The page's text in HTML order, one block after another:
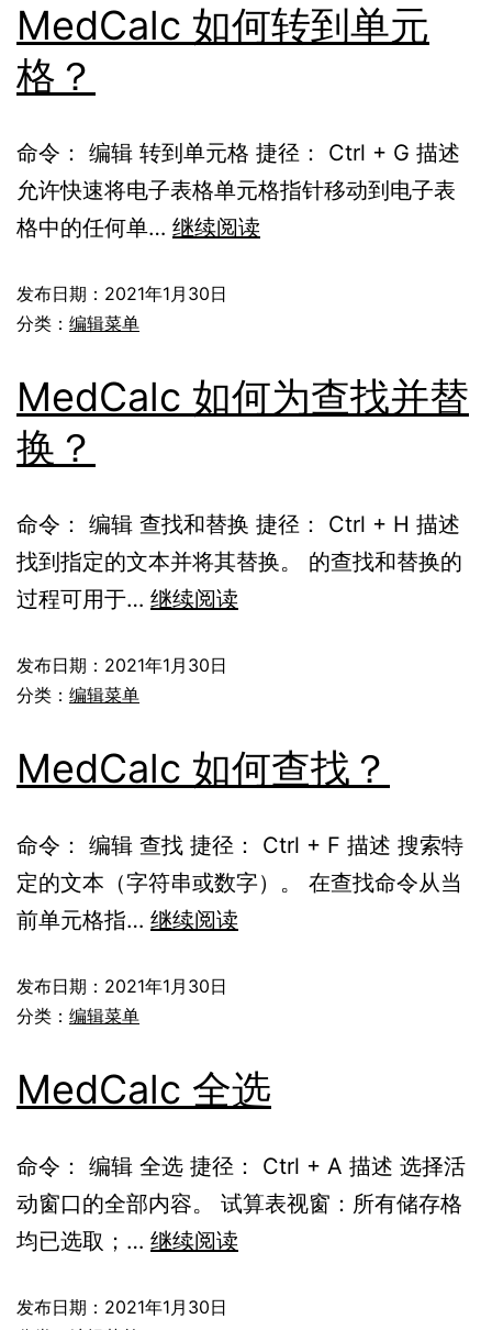
MedCalc 如何转到单元
格？
命令： 编辑 转到单元格 捷径： Ctrl + G 描述
允许快速将电子表格单元格指针移动到电子表
格中的任何单… 继续阅读
发布日期： 2021年1月30日
分类： 编辑菜单
MedCalc 如何为查找并替
换？
命令： 编辑 查找和替换 捷径： Ctrl + H 描述
找到指定的文本并将其替换。 的查找和替换的
过程可用于… 继续阅读
发布日期： 2021年1月30日
分类： 编辑菜单
MedCalc 如何查找？
命令： 编辑 查找 捷径： Ctrl + F 描述 搜索特
定的文本（字符串或数字）。 在查找命令从当
前单元格指… 继续阅读
发布日期： 2021年1月30日
分类： 编辑菜单
MedCalc 全选
命令： 编辑 全选 捷径： Ctrl + A 描述 选择活
动窗口的全部内容。 试算表视窗：所有储存格
均已选取；… 继续阅读
发布日期： 2021年1月30日